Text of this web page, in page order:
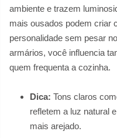
ambiente e trazem
mais ousados podem criar
personalidade sem pesar
armários, você influencia
quem frequenta a cozinha.
Dica: Tons claros
refletem a luz natural
mais arejado.